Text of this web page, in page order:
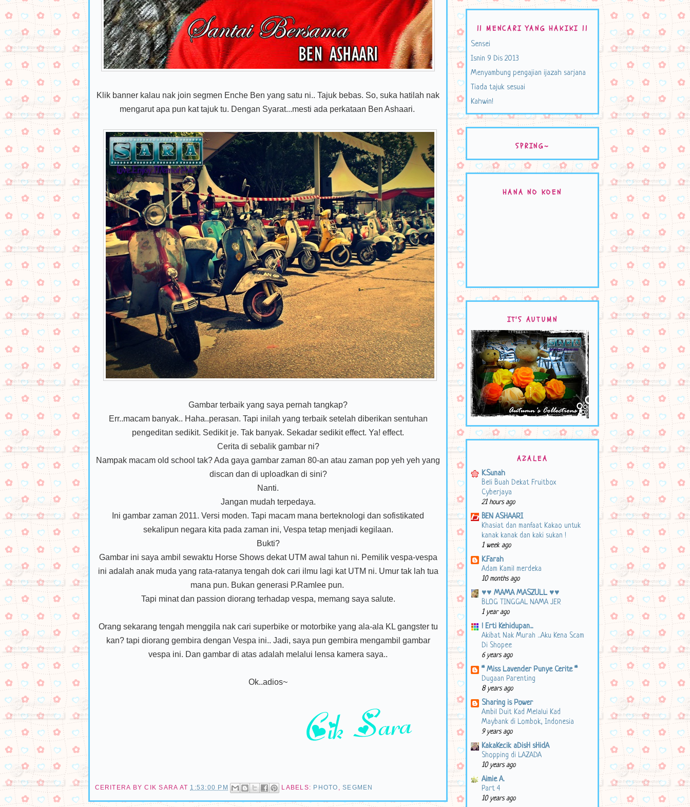
Klik banner kalau nak join segmen Enche Ben yang satu ni.. Tajuk bebas. So, suka hatilah nak
mengarut apa pun kat tajuk tu. Dengan Syarat...mesti ada perkataan Ben Ashaari.
Gambar terbaik yang saya pernah tangkap?
Err..macam banyak.. Haha..perasan. Tapi inilah yang terbaik setelah diberikan sentuhan
pengeditan sedikit. Sedikit je. Tak banyak. Sekadar sedikit effect. Ya! effect.
Cerita di sebalik gambar ni?
Nampak macam old school tak? Ada gaya gambar zaman 80-an atau zaman pop yeh yeh yang
discan dan di uploadkan di sini?
Nanti.
Jangan mudah terpedaya.
Ini gambar zaman 2011. Versi moden. Tapi macam mana berteknologi dan sofistikated
sekalipun negara kita pada zaman ini, Vespa tetap menjadi kegilaan.
Bukti?
Gambar ini saya ambil sewaktu Horse Shows dekat UTM awal tahun ni. Pemilik vespa-vespa
ini adalah anak muda yang rata-ratanya tengah dok cari ilmu lagi kat UTM ni. Umur tak lah tua
mana pun. Bukan generasi P.Ramlee pun.
Tapi minat dan passion diorang terhadap vespa, memang saya salute.
Orang sekarang tengah menggila nak cari superbike or motorbike yang ala-ala KL gangster tu
kan? tapi diorang gembira dengan Vespa ini.. Jadi, saya pun gembira mengambil gambar
vespa ini. Dan gambar di atas adalah melalui lensa kamera saya..
Ok..adios~
CERITERA BYCIK SARA AT 1:53:00 PM LABELS: PHOTO ,SEGMEN
|| MENCARI YANG HAKIKI ||
Sensei
Isnin 9 Dis 2013
Menyambung pengajian ijazah sarjana
Tiada tajuk sesuai
Kahwin!
SPRING~
HANA NO KOEN
IT'S AUTUMN
AZALEA
K.Sunah
Beli Buah Dekat Fruitbox
Cyberjaya
21 hours ago
BEN ASHAARI
Khasiat dan manfaat Kakao untuk
kanak kanak dan kaki sukan !
1 week ago
K.Farah
Adam Kamil merdeka
10 months ago
♥♥ MAMA MASZULL ♥♥
BLOG TINGGAL NAMA JER
1 year ago
! Erti Kehidupan...
Akibat Nak Murah ...Aku Kena Scam
Di Shopee
6 years ago
* Miss Lavender Punye Cerite *
Dugaan Parenting
8 years ago
Sharing is Power
Ambil Duit Kad Melalui Kad
Maybank di Lombok, Indonesia
9 years ago
KakaKecik aDisH sHidA
Shopping di LAZADA
10 years ago
Aimie A.
Part 4
10 years ago